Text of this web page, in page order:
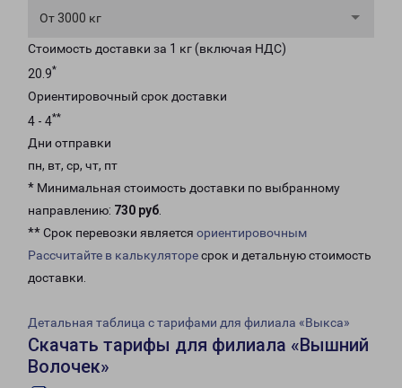
От 3000 кг
Стоимость доставки за 1 кг (включая НДС)
20.9*
Ориентировочный срок доставки
4 - 4**
Дни отправки
пн, вт, ср, чт, пт
* Минимальная стоимость доставки по выбранному
направлению: 730 руб.
** Срок перевозки является ориентировочным
Рассчитайте в калькуляторесрок и детальную стоимость
доставки.
Детальная таблица с тарифами для филиала «Выкса»
Скачать тарифы для филиала «Вышний
Волочек»